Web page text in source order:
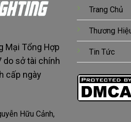
Mại Tổng Hợp
do sở tài chính
cấp ngày
Hữu Cảnh,
Trang Chủ
Thương
Tin Tức